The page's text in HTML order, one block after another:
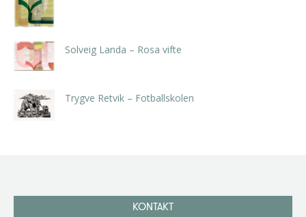
Solveig Landa – Rosa vifte
Trygve Retvik – Fotballskolen
KONTAKT